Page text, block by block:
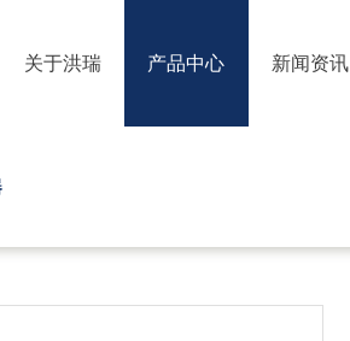
关于洪瑞 产品中心 新闻资讯